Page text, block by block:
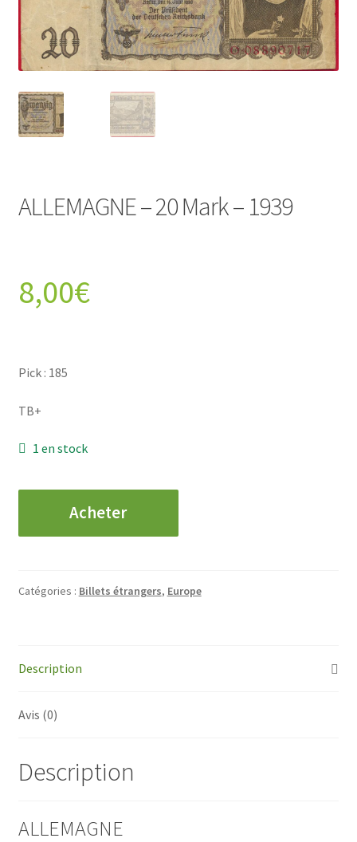
ALLEMAGNE – 20 Mark – 1939
8,00€
Pick : 185
TB+
1 en stock
ALLEMAGNE
Mark
Acheter
Catégories : Billets étrangers, Europe
Description
Avis (0)
Description
ALLEMAGNE